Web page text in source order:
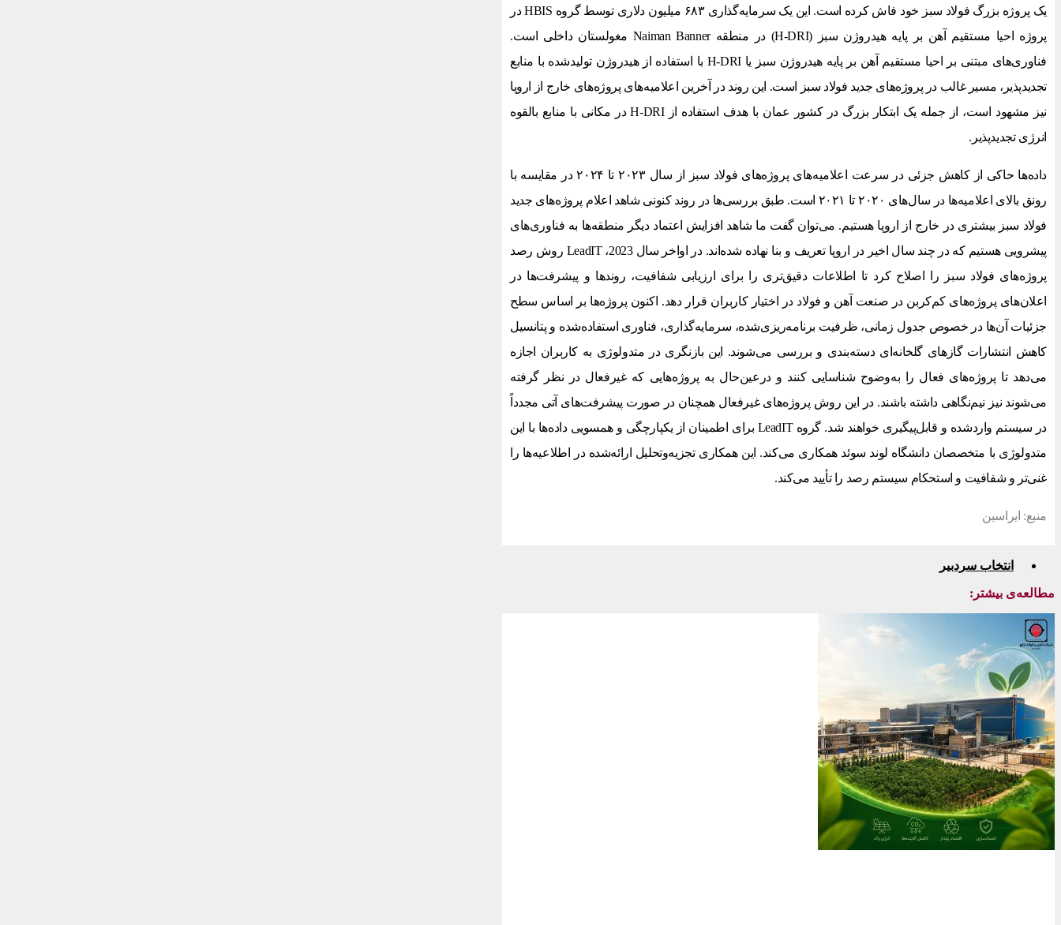
یک پروژه بزرگ فولاد سبز خود فاش کرده است. این یک سرمایه‌گذاری ۶۸۳ میلیون دلاری توسط گروه HBIS در
پروژه احیا مستقیم آهن بر پایه هیدروژن سبز (H-DRI) در منطقه Naiman Banner مغولستان داخلی است.
فناوری‌های مبتنی بر احیا مستقیم آهن بر پایه هیدروژن سبز یا H-DRI با استفاده از هیدروژن تولیدشده با منابع
تجدیدپذیر، مسیر غالب در پروژه‌های جدید فولاد سبز است. این روند در آخرین اعلامیه‌های پروژه‌های خارج از اروپا
نیز مشهود است، از جمله یک ابتکار بزرگ در کشور عمان با هدف استفاده از H-DRI در مکانی با منابع بالقوه
انرژی تجدیدپذیر.
داده‌ها حاکی از کاهش جزئی در سرعت اعلامیه‌های پروژه‌های فولاد سبز از سال ۲۰۲۳ تا ۲۰۲۴ در مقایسه با
رونق بالای اعلامیه‌ها در سال‌های ۲۰۲۰ تا ۲۰۲۱ است. طبق بررسی‌ها در روند کنونی شاهد اعلام پروژه‌های جدید
فولاد سبز بیشتری در خارج از اروپا هستیم. می‌توان گفت ما شاهد افزایش اعتماد دیگر منطقه‌ها به فناوری‌های
پیشرویی هستیم که در چند سال اخیر در اروپا تعریف و بنا نهاده شده‌اند. در اواخر سال 2023، LeadIT روش رصد
پروژه‌های فولاد سبز را اصلاح کرد تا اطلاعات دقیق‌تری را برای ارزیابی شفافیت، روندها و پیشرفت‌ها در
اعلان‌های پروژه‌های کم‌کربن در صنعت آهن و فولاد در اختیار کاربران قرار دهد. اکنون پروژه‌ها بر اساس سطح
جزئیات آن‌ها در خصوص جدول زمانی، ظرفیت برنامه‌ریزی‌شده، سرمایه‌گذاری، فناوری استفاده‌شده و پتانسیل
کاهش انتشارات گازهای گلخانه‌ای دسته‌بندی و بررسی می‌شوند. این بازنگری در متدولوژی به کاربران اجازه
می‌دهد تا پروژه‌های فعال را به‌وضوح شناسایی کنند و درعین‌حال به پروژه‌هایی که غیرفعال در نظر گرفته
می‌شوند نیز نیم‌نگاهی داشته باشند. در این روش پروژه‌های غیرفعال همچنان در صورت پیشرفت‌های آتی مجدداً
در سیستم واردشده و قابل‌پیگیری خواهند شد. گروه LeadIT برای اطمینان از یکپارچگی و همسویی داده‌ها با این
متدولوژی با متخصصان دانشگاه لوند سوئد همکاری می‌کند. این همکاری تجزیه‌وتحلیل ارائه‌شده در اطلاعیه‌ها را
غنی‌تر و شفافیت و استحکام سیستم رصد را تأیید می‌کند.
منبع: ایراسین
انتخاب سردبیر
مطالعه‌ی بیشتر: